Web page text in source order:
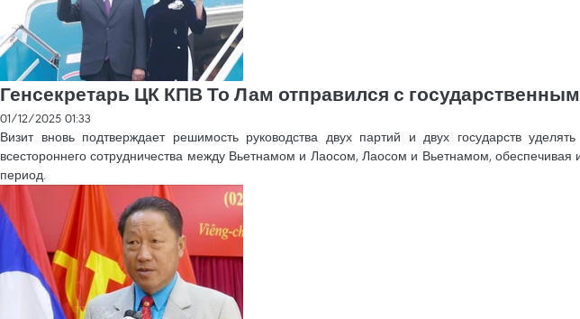
Генсекретарь ЦК КПВ То Лам отправился с
01/12/2025 01:33
Визит вновь подтверждает решимость руководства двух партий и двух государств
всестороннего сотрудничества между Вьетнамом и Лаосом, Лаосом и Вьетнамом, обеспечивая
период.